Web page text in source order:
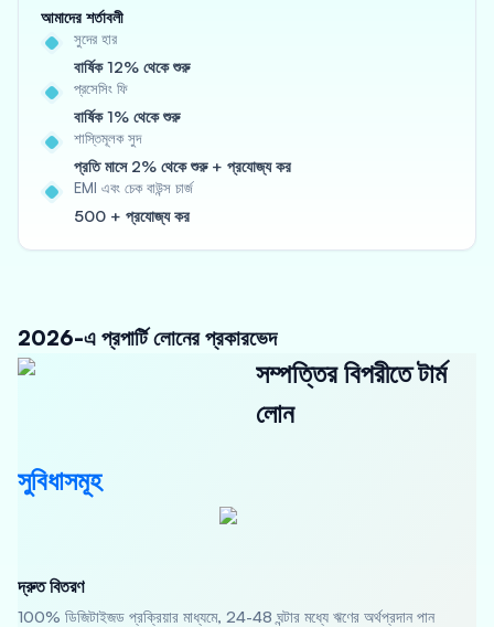
আমাদের শর্তাবলী
সুদের হার
বার্ষিক 12% থেকে শুরু
প্রসেসিং ফি
বার্ষিক 1% থেকে শুরু
শাস্তিমূলক সুদ
প্রতি মাসে 2% থেকে শুরু + প্রযোজ্য কর
EMI এবং চেক বাউন্স চার্জ
500 + প্রযোজ্য কর
2026-এ প্রপার্টি লোনের প্রকারভেদ
সম্পত্তির বিপরীতে টার্ম
লোন
সুবিধাসমূহ
দ্রুত বিতরণ
100% ডিজিটাইজড প্রক্রিয়ার মাধ্যমে, 24-48 ঘন্টার মধ্যে ঋণের অর্থপ্রদান পান